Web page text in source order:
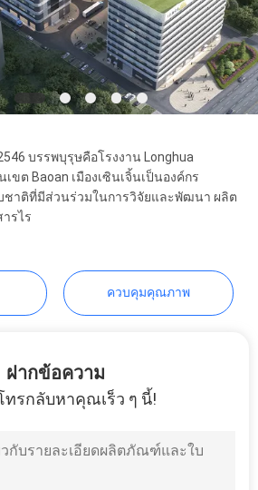
CO.,LTD
บรรพบุรุษคือโรงงาน Longhua
ขต Baoan เมืองเซินเจิ้นเป็นองค์กร
ชาติที่มีส่วนร่วมในการวิจัยและพัฒนา ผลิต
รไร
ควบคุมคุณภาพ
ฝากข้อความ
ทรกลับหาคุณเร็ว ๆ นี้!